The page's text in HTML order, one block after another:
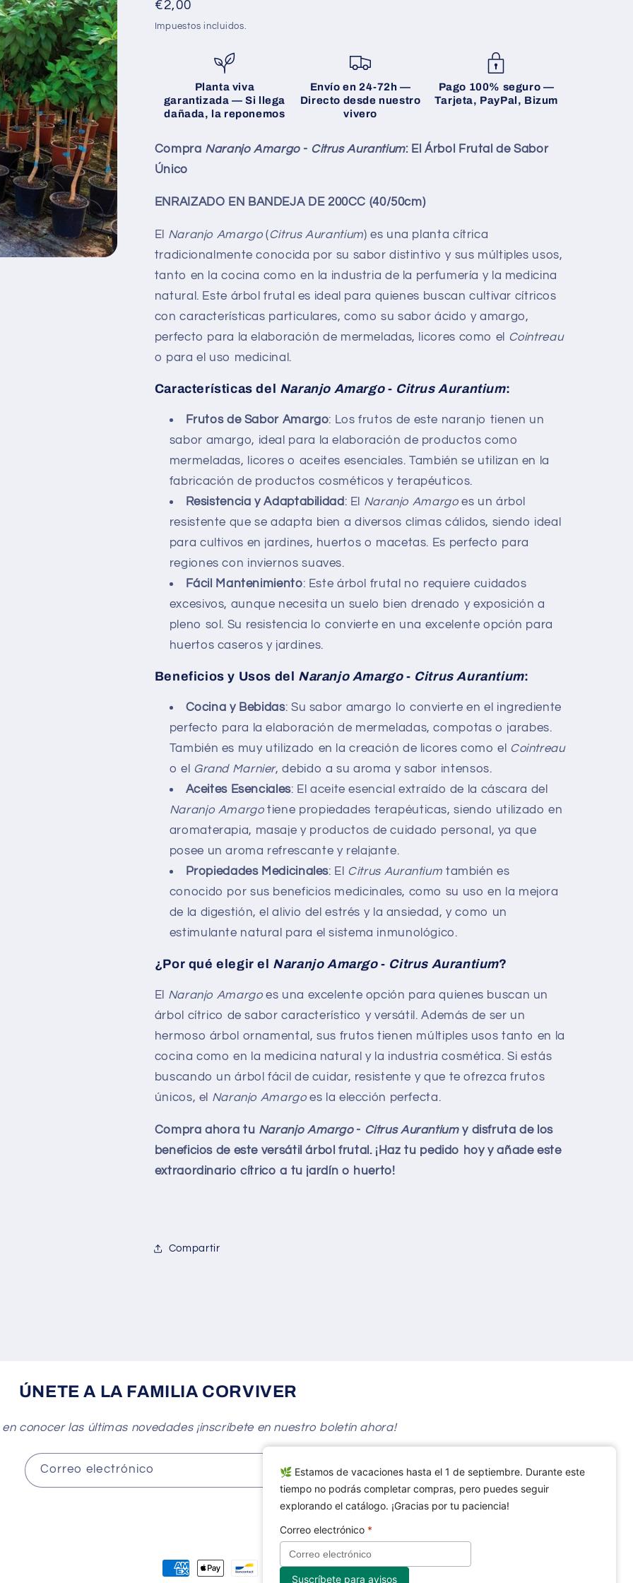
Precio
habitual
€2,00
Impuestos incluidos.
Planta viva
garantizada — Si llega
dañada, la reponemos
Envío en 24-72h —
Directo desde nuestro
vivero
Pago 100% seguro —
Tarjeta, PayPal, Bizum
Compra Naranjo Amargo- Citrus Aurantium: El Árbol Frutal de Sabor
Único
ENRAIZADO EN BANDEJA DE 200CC (40/50cm)
El Naranjo Amargo(Citrus Aurantium) es una planta cítrica
tradicionalmente conocida por su sabor distintivo y sus múltiples usos,
tanto en la cocina como en la industria de la perfumería y la medicina
natural. Este árbol frutal es ideal para quienes buscan cultivar cítricos
con características particulares, como su sabor ácido y amargo,
perfecto para la elaboración de mermeladas, licores como el
Cointreau
o para el uso medicinal.
Características del Naranjo Amargo- Citrus Aurantium:
Frutos de Sabor Amargo: Los frutos de este naranjo tienen un
sabor amargo, ideal para la elaboración de productos como
mermeladas, licores o aceites esenciales. También se utilizan en la
fabricación de productos cosméticos y terapéuticos.
Resistencia y Adaptabilidad : El Naranjo Amargoes un árbol
resistente que se adapta bien a diversos climas cálidos, siendo ideal
para cultivos en jardines, huertos o macetas. Es perfecto para
regiones con inviernos suaves.
Fácil Mantenimiento: Este árbol frutal no requiere cuidados
excesivos, aunque necesita un suelo bien drenado y exposición a
pleno sol. Su resistencia lo convierte en una excelente opción para
huertos caseros y jardines.
Beneficios y Usos del Naranjo Amargo- Citrus Aurantium:
Cocina y Bebidas: Su sabor amargo lo convierte en el ingrediente
perfecto para la elaboración de mermeladas, compotas o jarabes.
También es muy utilizado en la creación de licores como el
Cointreau
o el
Grand Marnier, debido a su aroma y sabor intensos.
Aceites Esenciales: El aceite esencial extraído de la cáscara del
Naranjo Amargotiene propiedades terapéuticas, siendo utilizado en
aromaterapia, masaje y productos de cuidado personal, ya que
posee un aroma refrescante y relajante.
Propiedades Medicinales: El Citrus Aurantium también es
conocido por sus beneficios medicinales, como su uso en la mejora
de la digestión, el alivio del estrés y la ansiedad, y como un
estimulante natural para el sistema inmunológico.
¿Por qué elegir el Naranjo Amargo- Citrus Aurantium?
El Naranjo Amargoes una excelente opción para quienes buscan un
árbol cítrico de sabor característico y versátil. Además de ser un
hermoso árbol ornamental, sus frutos tienen múltiples usos tanto en la
cocina como en la medicina natural y la industria cosmética. Si estás
buscando un árbol fácil de cuidar, resistente y que te ofrezca frutos
únicos, el Naranjo Amargoes la elección perfecta.
Compra ahora tu Naranjo Amargo- Citrus Aurantiumy disfruta de los
beneficios de este versátil árbol frutal. ¡Haz tu pedido hoy y añade este
extraordinario cítrico a tu jardín o huerto!
Compartir
ÚNETE A LA FAMILIA CORVIVER
en conocer las últimas novedades ¡inscríbete en nuestro boletín ahora!
Correo electrónico
Formas
🌿 Estamos de vacaciones hasta el 1 de septiembre. Durante este
tiempo no podrás completar compras, pero puedes seguir
explorando el catálogo. ¡Gracias por tu paciencia!
Correo electrónico *